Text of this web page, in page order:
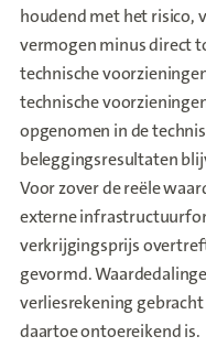
houdend met het risico,
vermogen minus direct
technische
technische
opgenomen in de
beleggingsresultaten
Voor zover de reële
externe
verkrijgingsprijs
gevormd.
verliesrekening
daartoe ontoereikend is.